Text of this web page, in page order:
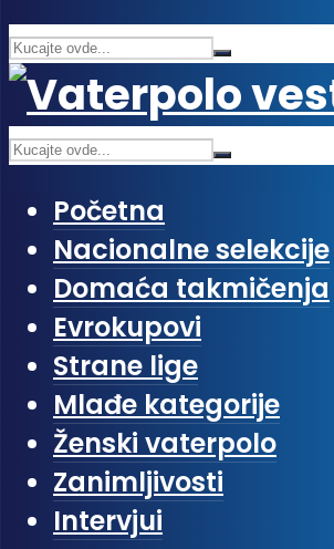
Početna
Nacionalne selekcije
Domaća takmičenja
Evrokupovi
Strane lige
Mlađe kategorije
Ženski vaterpolo
Zanimljivosti
Intervjui